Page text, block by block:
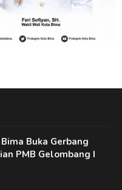
Buka Gerbang
PMB Gelombang I